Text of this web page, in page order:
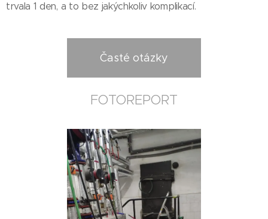
trvala 1 den, a to bez jakýchkoliv komplikací.
Časté otázky
FOTOREPORT